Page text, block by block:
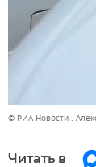
© РИА Новости .
Читать в